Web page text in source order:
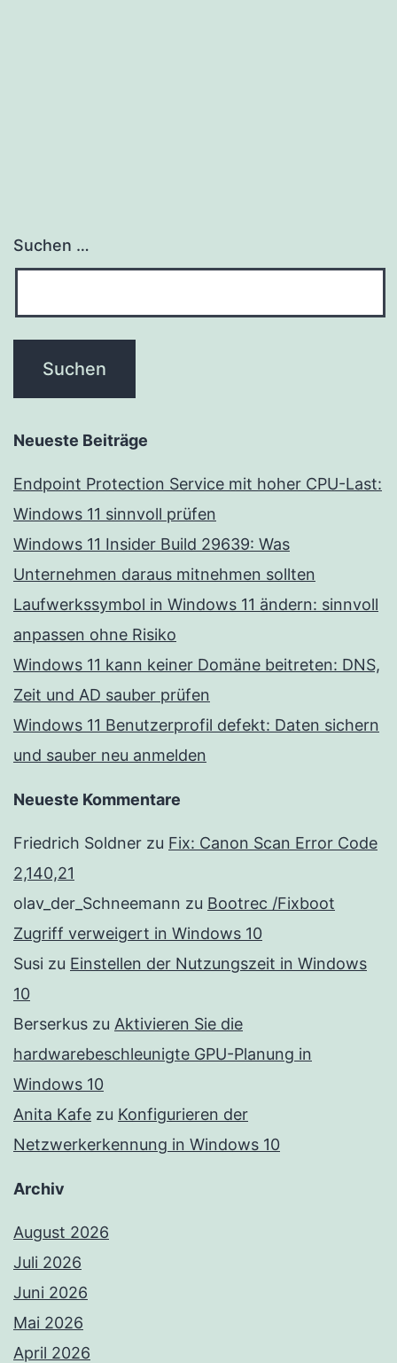
Suchen …
Neueste Beiträge
Endpoint Protection Service mit hoher CPU-Last:
Windows 11 sinnvoll prüfen
Windows 11 Insider Build 29639: Was
Unternehmen daraus mitnehmen sollten
Laufwerkssymbol in Windows 11 ändern: sinnvoll
anpassen ohne Risiko
Windows 11 kann keiner Domäne beitreten: DNS,
Zeit und AD sauber prüfen
Windows 11 Benutzerprofil defekt: Daten sichern
und sauber neu anmelden
Neueste Kommentare
Friedrich Soldner zu Fix: Canon Scan Error Code
2,140,21
olav_der_Schneemann zu Bootrec /Fixboot
Zugriff verweigert in Windows 10
Susi zu Einstellen der Nutzungszeit in Windows
10
Berserkus zu Aktivieren Sie die
hardwarebeschleunigte GPU-Planung in
Windows 10
Anita Kafe zu Konfigurieren der
Netzwerkerkennung in Windows 10
Archiv
August 2026
Juli 2026
Juni 2026
Mai 2026
April 2026